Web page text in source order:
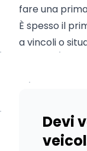
fare una
È spesso il
a vincoli o
Devi